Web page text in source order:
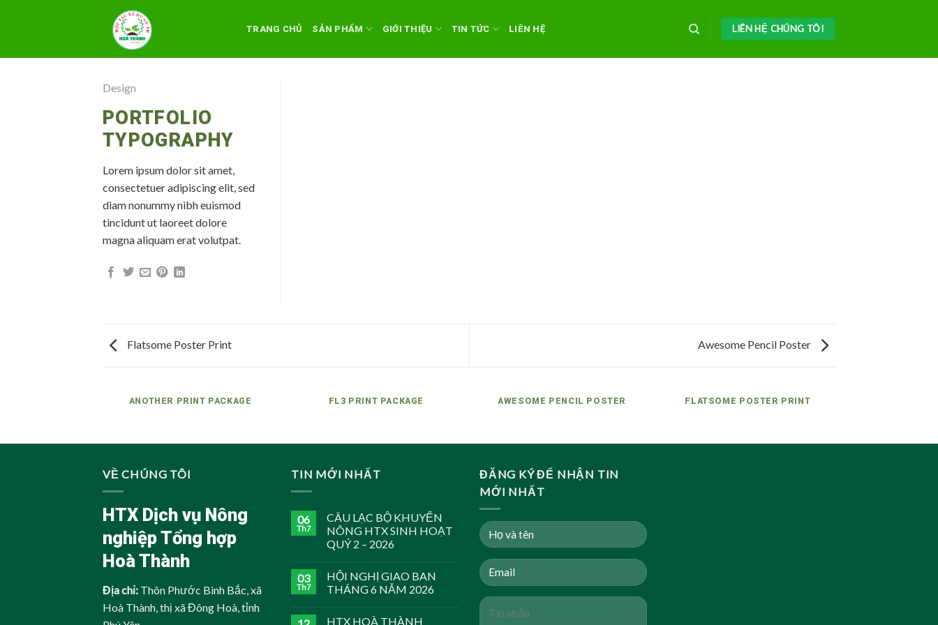
TRANG CHỦ SẢN PHẨM GIỚI THIỆU TIN TỨC LIÊN HỆ LIÊN HỆ CHÚNG TÔI
Design
PORTFOLIO
TYPOGRAPHY
Lorem ipsum dolor sit amet,
consectetuer adipiscing elit, sed
diam nonummy nibh euismod
tincidunt ut laoreet dolore
magna aliquam erat volutpat.
Flatsome Poster Print Awesome Pencil Poster
ANOTHER PRINT PACKAGE FL3 PRINT PACKAGE AWESOME PENCIL POSTER FLATSOME POSTER PRINT
VỀ CHÚNG TÔI
HTX Dịch vụ Nông
nghiệp Tổng hợp
Hoà Thành
Địa chỉ: Thôn Phước Bình Bắc, xã
Hoà Thành, thị xã Đông Hoà, tỉnh
TIN MỚI NHẤT
06
Th7
CÂU LẠC BỘ KHUYẾN
NÔNG HTX SINH HOẠT
QUÝ 2 – 2026
03
Th7
HỘI NGHỊ GIAO BAN
THÁNG 6 NĂM 2026
HTX HOÀ THÀNH
ĐĂNG KÝ ĐỂ NHẬN TIN
MỚI NHẤT